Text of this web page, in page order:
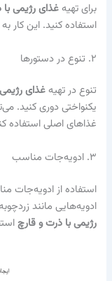
برای تهیهغذای رژیمی
استفاده کنید. این
۲. تنوع در دستورها
تنوع در تهیهغذای
یکنواختی دوری کنید.
غذاهای اصلی استفاده
۳. ادویه‌جات مناسب
استفاده از ادویه‌جات
ادویه‌هایی مانند
رژیمی با ذرت و قارچ